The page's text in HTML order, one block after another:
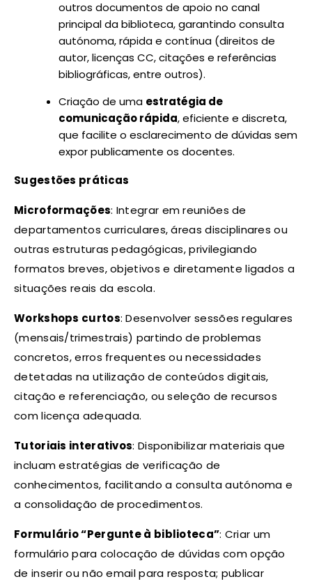
outros documentos de apoio no canal
principal da biblioteca, garantindo consulta
autónoma, rápida e contínua (direitos de
autor, licenças CC, citações e referências
bibliográficas, entre outros).
Criação de uma estratégia de
comunicação rápida, eficiente e discreta,
que facilite o esclarecimento de dúvidas sem
expor publicamente os docentes.
Sugestões práticas
Microformações: Integrar em reuniões de
departamentos curriculares, áreas disciplinares ou
outras estruturas pedagógicas, privilegiando
formatos breves, objetivos e diretamente ligados a
situações reais da escola.
Workshops curtos: Desenvolver sessões regulares
(mensais/trimestrais) partindo de problemas
concretos, erros frequentes ou necessidades
detetadas na utilização de conteúdos digitais,
citação e referenciação, ou seleção de recursos
com licença adequada.
Tutoriais interativos: Disponibilizar materiais que
incluam estratégias de verificação de
conhecimentos, facilitando a consulta autónoma e
a consolidação de procedimentos.
Formulário “Pergunte à biblioteca”: Criar um
formulário para colocação de dúvidas com opção
de inserir ou não email para resposta; publicar